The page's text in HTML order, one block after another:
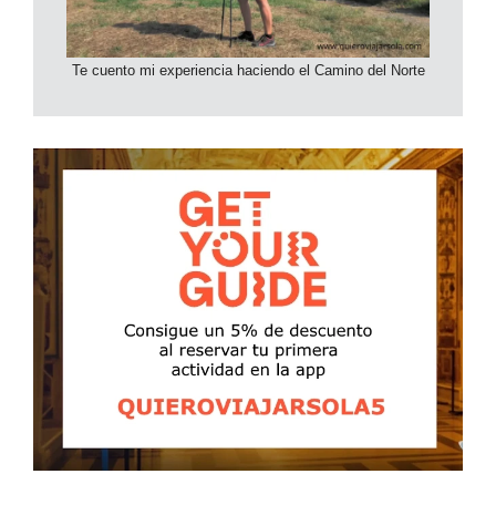
Te cuento mi experiencia haciendo el Camino del Norte